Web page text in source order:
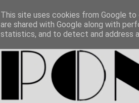
This site uses cookies from Google
are shared with Google along with
statistics, and to detect and address